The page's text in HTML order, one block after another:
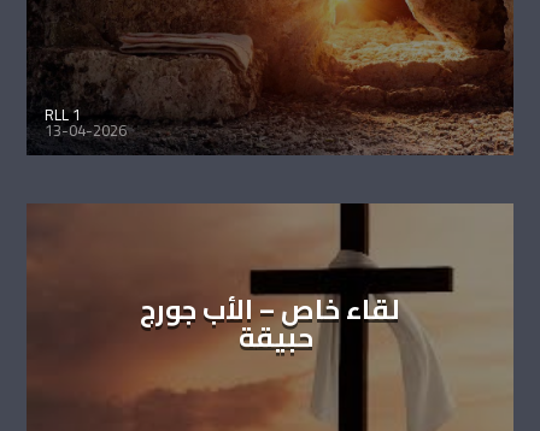
RLL 1
13-04-2026
لقاء خاص – الأب جورج
حبيقة